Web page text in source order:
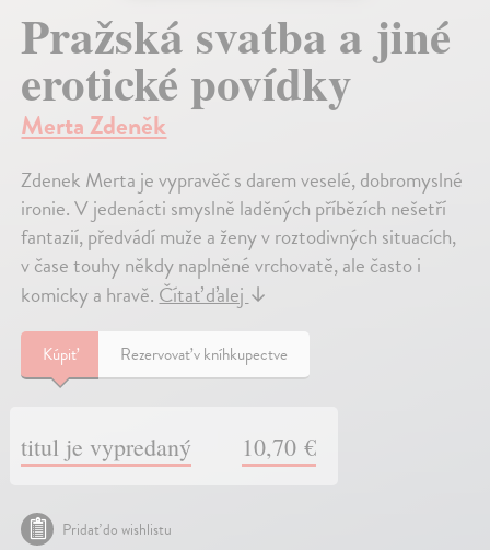
Pražská svatba a jiné
erotické povídky
Merta Zdeněk
Zdenek Merta je vypravěč s darem veselé, dobromyslné
ironie. V jedenácti smyslně laděných příbězích nešetří
fantazií, předvádí muže a ženy v roztodivných situacích,
v čase touhy někdy naplněné vrchovatě, ale často i
komicky a hravě.Čítať ďalej↓
Kúpiť Rezervovať v kníhkupectve
titul je vypredaný 10,70 €
Pridať do wishlistu